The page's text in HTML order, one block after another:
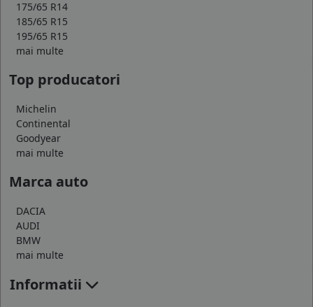
175/65 R14
185/65 R15
195/65 R15
mai multe
Top producatori
Michelin
Continental
Goodyear
mai multe
Marca auto
DACIA
AUDI
BMW
mai multe
Informatii